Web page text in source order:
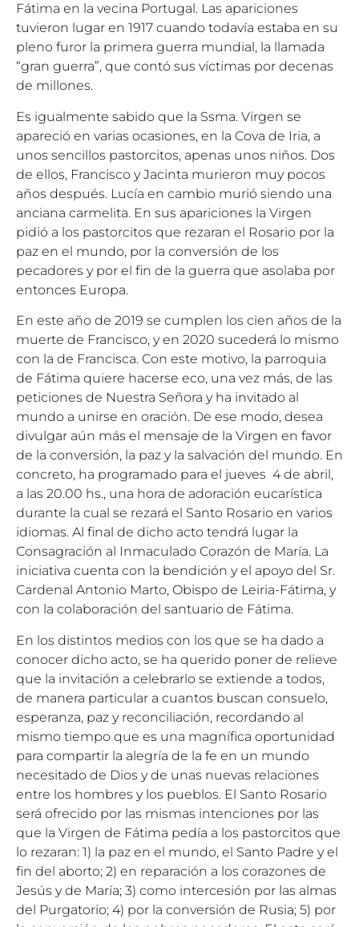
Fátima en la vecina Portugal. Las apariciones
tuvieron lugar en 1917 cuando todavía estaba en su
pleno furor la primera guerra mundial, la llamada
“gran guerra”, que contó sus víctimas por decenas
de millones.
Es igualmente sabido que la Ssma. Virgen se
apareció en varias ocasiones, en la Cova de Iria, a
unos sencillos pastorcitos, apenas unos niños. Dos
de ellos, Francisco y Jacinta murieron muy pocos
años después. Lucía en cambio murió siendo una
anciana carmelita. En sus apariciones la Virgen
pidió a los pastorcitos que rezaran el Rosario por la
paz en el mundo, por la conversión de los
pecadores y por el fin de la guerra que asolaba por
entonces Europa.
En este año de 2019 se cumplen los cien años de la
muerte de Francisco, y en 2020 sucederá lo mismo
con la de Francisca. Con este motivo, la parroquia
de Fátima quiere hacerse eco, una vez más, de las
peticiones de Nuestra Señora y ha invitado al
mundo a unirse en oración. De ese modo, desea
divulgar aún más el mensaje de la Virgen en favor
de la conversión, la paz y la salvación del mundo. En
concreto, ha programado para el jueves 4 de abril,
a las 20.00 hs., una hora de adoración eucarística
durante la cual se rezará el Santo Rosario en varios
idiomas. Al final de dicho acto tendrá lugar la
Consagración al Inmaculado Corazón de María. La
iniciativa cuenta con la bendición y el apoyo del Sr.
Cardenal Antonio Marto, Obispo de Leiria-Fátima, y
con la colaboración del santuario de Fátima.
En los distintos medios con los que se ha dado a
conocer dicho acto, se ha querido poner de relieve
que la invitación a celebrarlo se extiende a todos,
de manera particular a cuantos buscan consuelo,
esperanza, paz y reconciliación, recordando al
mismo tiempo que es una magnífica oportunidad
para compartir la alegría de la fe en un mundo
necesitado de Dios y de unas nuevas relaciones
entre los hombres y los pueblos. El Santo Rosario
será ofrecido por las mismas intenciones por las
que la Virgen de Fátima pedía a los pastorcitos que
lo rezaran: 1) la paz en el mundo, el Santo Padre y el
fin del aborto; 2) en reparación a los corazones de
Jesús y de María; 3) como intercesión por las almas
del Purgatorio; 4) por la conversión de Rusia; 5) por